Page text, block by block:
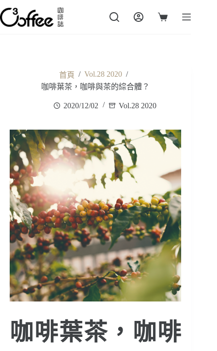
跳
至
主
購
首頁 / Vol.28 2020 /
咖啡葉茶，咖啡與茶的綜合體？
2020/12/02 Vol.28 2020
咖啡葉茶，咖啡